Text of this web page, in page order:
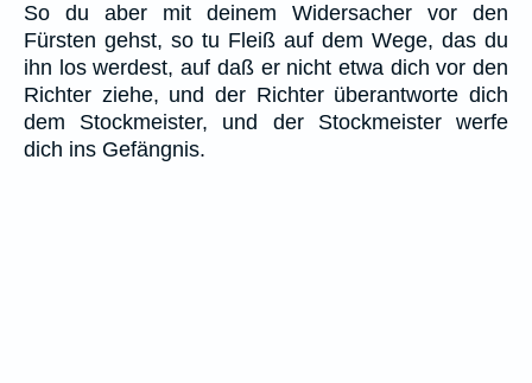
So du aber mit deinem Widersacher vor den
Fürsten gehst, so tu Fleiß auf dem Wege, das du
ihn los werdest, auf daß er nicht etwa dich vor den
Richter ziehe, und der Richter überantworte dich
dem Stockmeister, und der Stockmeister werfe
dich ins Gefängnis.